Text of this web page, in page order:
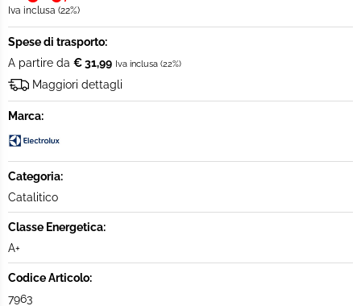
Iva inclusa (22%)
Spese di trasporto:
A partire da € 31,99 Iva inclusa (22%)
Maggiori dettagli
Marca:
Categoria:
Catalitico
Classe Energetica:
A+
Codice Articolo:
7963